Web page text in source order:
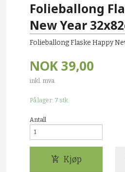
Folieballong
New Year
Folieballong Flaske Happy
NOK 39,00
inkl. mva.
På lager: 7 stk.
Antall
Kjøp